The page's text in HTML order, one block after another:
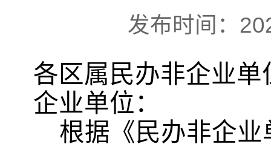
发布时间：
各区属民办非企业
企业单位：
根据《民办非企